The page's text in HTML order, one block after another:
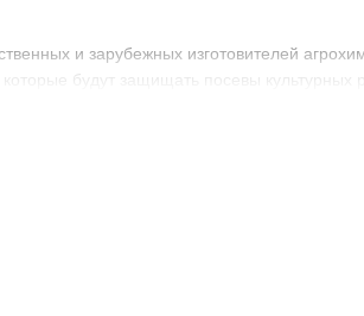
и зарубежных изготовителей
будут защищать посевы культурных